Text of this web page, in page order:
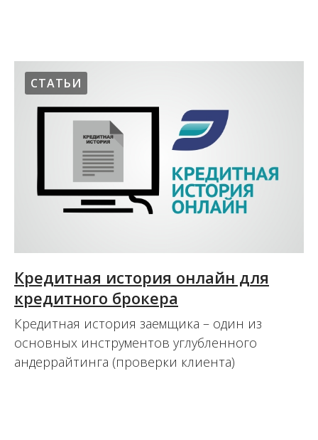
СТАТЬИ
Кредитная история онлайн для
кредитного брокера
Кредитная история заемщика – один из
основных инструментов углубленного
андеррайтинга (проверки клиента)